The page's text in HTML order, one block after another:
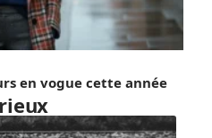
en vogue cette année